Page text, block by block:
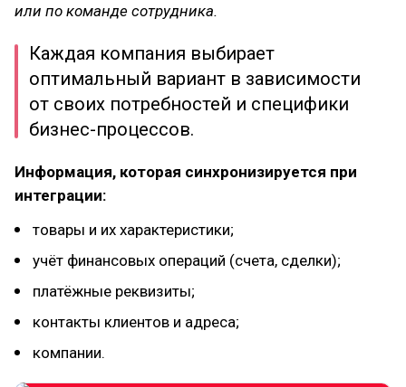
или по команде сотрудника.
Каждая компания выбирает
оптимальный вариант в зависимости
от своих потребностей и специфики
бизнес-процессов.
Информация, которая синхронизируется при
интеграции:
товары и их характеристики;
учёт финансовых операций (счета, сделки);
платёжные реквизиты;
контакты клиентов и адреса;
компании.